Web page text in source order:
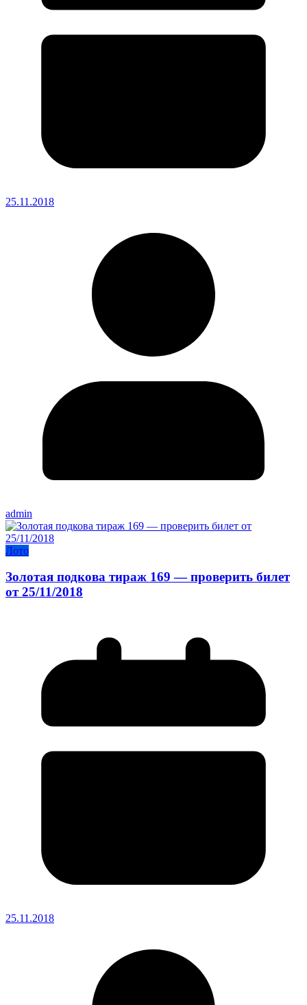
25.11.2018
admin
Лото
Золотая подкова тираж 169 — проверить билет
от 25/11/2018
25.11.2018